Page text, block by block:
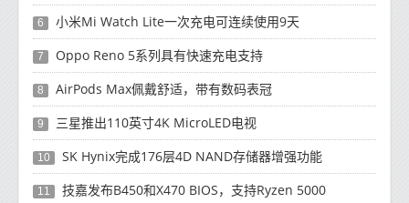
6 小米Mi Watch Lite一次充电可连续使用9天
7 Oppo Reno 5系列具有快速充电支持
8 AirPods Max佩戴舒适，带有数码表冠
9 三星推出110英寸4K MicroLED电视
10 SK Hynix完成176层4D NAND存储器增强功能
11 技嘉发布B450和X470 BIOS，支持Ryzen 5000